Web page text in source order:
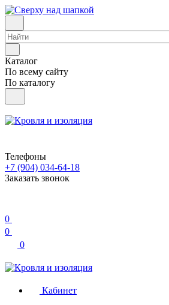
Каталог
По всему сайту
По каталогу
Телефоны
+7 (904) 034-64-18
Заказать звонок
0
0
0
Кабинет